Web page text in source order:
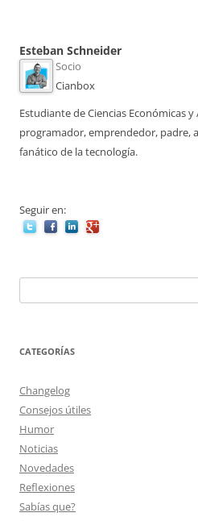
Esteban Schneider
Socio
Cianbox
Estudiante de Ciencias Económicas
programador, emprendedor, padre,
fanático de la tecnología.
Seguir en:
CATEGORÍAS
Changelog
Consejos útiles
Humor
Noticias
Novedades
Reflexiones
Sabías que?